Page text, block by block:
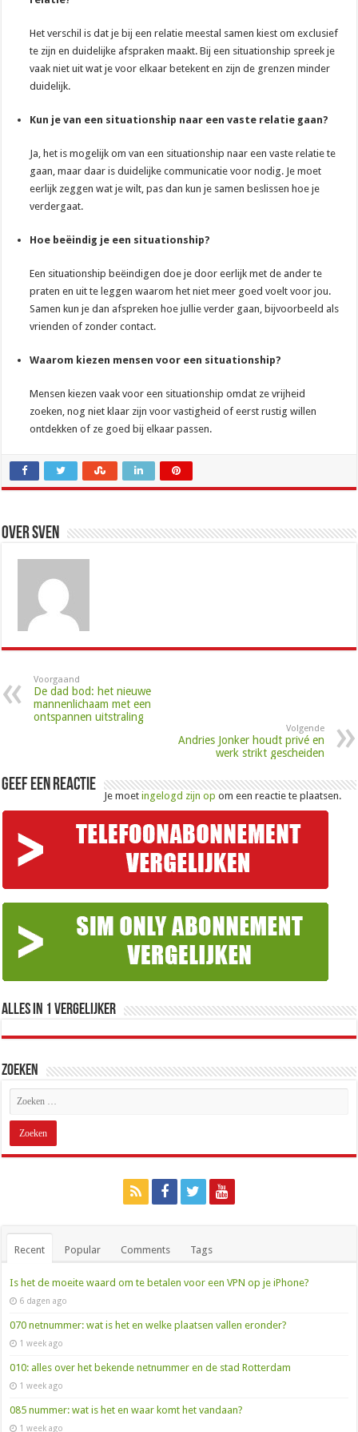
Het verschil is dat je bij een relatie meestal samen kiest om exclusief
te zijn en duidelijke afspraken maakt. Bij een situationship spreek je
vaak niet uit wat je voor elkaar betekent en zijn de grenzen minder
duidelijk.
Kun je van een situationship naar een vaste relatie gaan?
Ja, het is mogelijk om van een situationship naar een vaste relatie te
gaan, maar daar is duidelijke communicatie voor nodig. Je moet
eerlijk zeggen wat je wilt, pas dan kun je samen beslissen hoe je
verdergaat.
Hoe beëindig je een situationship?
Een situationship beëindigen doe je door eerlijk met de ander te
praten en uit te leggen waarom het niet meer goed voelt voor jou.
Samen kun je dan afspreken hoe jullie verder gaan, bijvoorbeeld als
vrienden of zonder contact.
Waarom kiezen mensen voor een situationship?
Mensen kiezen vaak voor een situationship omdat ze vrijheid
zoeken, nog niet klaar zijn voor vastigheid of eerst rustig willen
ontdekken of ze goed bij elkaar passen.
Over Sven
Voorgaand
De dad bod: het nieuwe
mannenlichaam met een
ontspannen uitstraling
Volgende
Andries Jonker houdt privé en
werk strikt gescheiden
Geef een reactie
Je moetingelogd zijn op om een reactie te plaatsen.
Alles in 1 Vergelijker
Zoeken
Recent Popular Comments Tags
Is het de moeite waard om te betalen voor een VPN op je iPhone?
6 dagen ago
070 netnummer: wat is het en welke plaatsen vallen eronder?
1 week ago
010: alles over het bekende netnummer en de stad Rotterdam
1 week ago
085 nummer: wat is het en waar komt het vandaan?
1 week ago